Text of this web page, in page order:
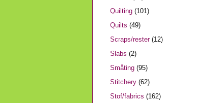
Quilting (101)
Quilts (49)
Scraps/rester (12)
Slabs (2)
Småting (95)
Stitchery (62)
Stof/fabrics (162)